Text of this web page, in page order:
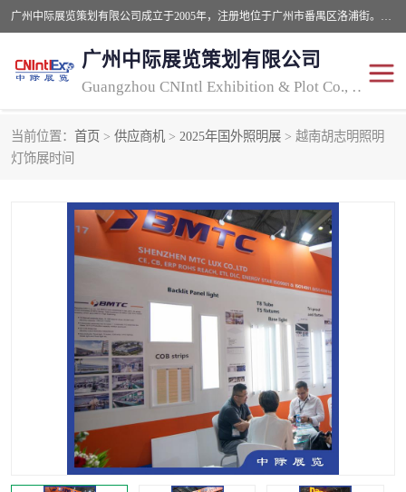
广州中际展览策划有限公司成立于2005年，注册地位于广州市番禺区洛浦街。经营范围包括会议及展览服务，大型活动组织策划服务，展台设计服务，广告业等；主要从事国外广告、标识、印花、LED、照明、光电、灯光、音响、视听、电子展览会等，展位预定-展品运输-签证-行程安排-补贴一站式服务。
广州中际展览策划有限公司
Guangzhou CNIntl Exhibition & Plot Co., Ltd.
当前位置： 首页 > 供应商机 > 2025年国外照明展 > 越南胡志明照明
灯饰展时间
2025年国外照明展
照明展 展品运输
视听-灯光音响展
2025年国外广告标识展 2025年国内中国香港照明
展